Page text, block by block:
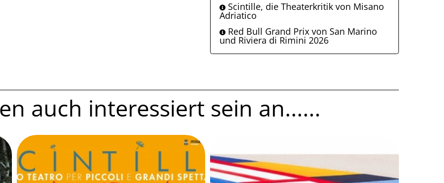
Scintille, die Theaterkritik von Misano
Adriatico
Red Bull Grand Prix von San Marino
und Riviera di Rimini 2026
auch interessiert sein an......